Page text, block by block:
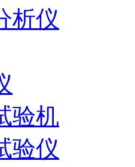
析仪
验机
验仪